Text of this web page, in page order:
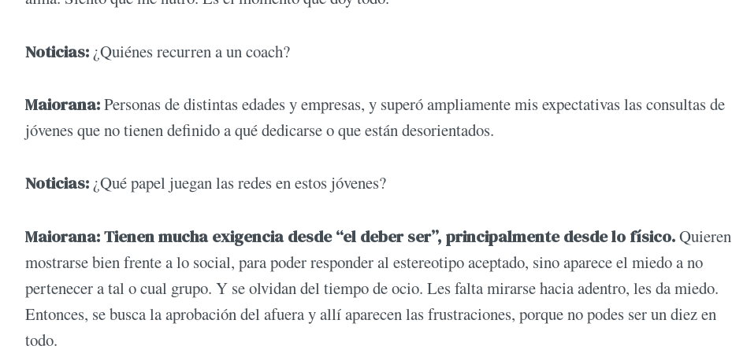
Noticias: ¿Quiénes recurren a un coach?
Maiorana:Personas de distintas edades y empresas, y superó ampliamente mis expectativas las consultas de
jóvenes que no tienen definido a qué dedicarse o que están desorientados.
Noticias: ¿Qué papel juegan las redes en estos jóvenes?
Maiorana: Tienen mucha exigencia desde “el deber ser”, principalmente desde lo físico.Quieren
mostrarse bien frente a lo social, para poder responder al estereotipo aceptado, sino aparece el miedo a no
pertenecer a tal o cual grupo. Y se olvidan del tiempo de ocio. Les falta mirarse hacia adentro, les da miedo.
Entonces, se busca la aprobación del afuera y allí aparecen las frustraciones, porque no podes ser un diez en
todo.